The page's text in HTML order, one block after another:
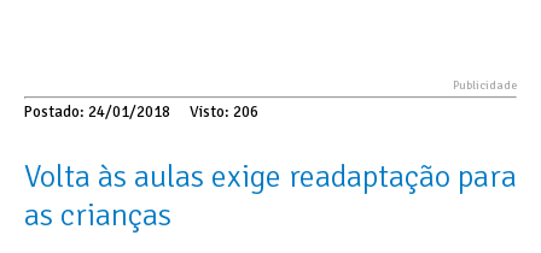
Postado: 24/01/2018 Visto: 206
Volta às aulas exige readaptação para
as crianças